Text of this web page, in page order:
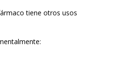
tiene otros usos